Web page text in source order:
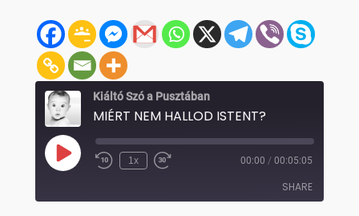
Kiáltó Szó a Pusztában
MIÉRT NEM HALLOD ISTENT?
Play
Episode Rewind
1x
Fast
seconds
00:00 / 00:05:05
SHARE